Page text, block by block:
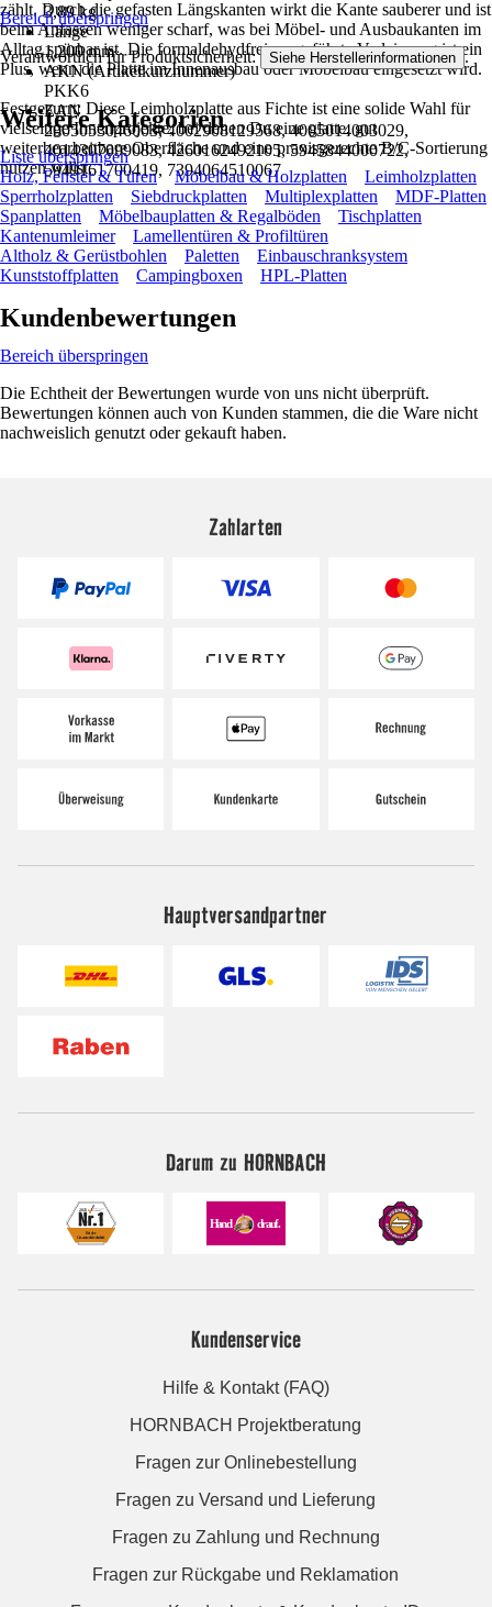
3,89 kg
Länge
1.200 mm
AKN (Artikelkurznummer)
PKK6
EAN
2005053046003, 4002908129568, 4005014003029,
4014307099083, 4260162492105, 5945844000722,
5949161700419, 7394064510067
zählt. Durch die gefasten Längskanten wirkt die Kante sauberer und ist
beim Anfassen weniger scharf, was bei Möbel- und Ausbaukanten im
Alltag spürbar ist. Die formaldehydfrei ausgeführte Verleimung ist ein
Plus, wenn die Platte im Innenausbau oder Möbelbau eingesetzt wird.
Festgezurrt: Diese Leimholzplatte aus Fichte ist eine solide Wahl für
vielseitige Innenprojekte, bei denen Du eine glatte, gut
weiterbearbeitbare Oberfläche und eine praxisgerechte B/C-Sortierung
nutzen willst.
Bereich überspringen
Verantwortlich für Produktsicherheit: Siehe Herstellerinformationen .
Weitere Kategorien
Liste überspringen
Holz, Fenster & Türen
Möbelbau & Holzplatten
Leimholzplatten
Sperrholzplatten
Siebdruckplatten Multiplexplatten
MDF-Platten
Spanplatten
Möbelbauplatten & Regalböden
Tischplatten
Kantenumleimer
Lamellentüren & Profiltüren
Altholz & Gerüstbohlen
Paletten
Einbauschranksystem
Kunststoffplatten
Campingboxen HPL-Platten
Kundenbewertungen
Bereich überspringen
Die Echtheit der Bewertungen wurde von uns nicht überprüft.
Bewertungen können auch von Kunden stammen, die die Ware nicht
nachweislich genutzt oder gekauft haben.
Zahlarten
Hauptversandpartner
Darum zu HORNBACH
Kundenservice
Hilfe & Kontakt (FAQ)
HORNBACH Projektberatung
Fragen zur Onlinebestellung
Fragen zu Versand und Lieferung
Fragen zu Zahlung und Rechnung
Fragen zur Rückgabe und Reklamation